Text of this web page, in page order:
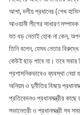
আশা, দলীয় প্রধানের (শেখ
আওয়ামী লীগের সাধারণ
যত বড় নেতাই হোক না কেন,
তিনি বলেন, যেসব নেতার
কেউই ছাড় পাবে না। তবে সবার
প্রশাসনিকভাবেও ব্যবস্থা নেয়া
অনিয়ম ও দুর্নীতির বিষয়ে
প্রতিবেদনও প্রধানমন্ত্রীর
সভানেত্রী ও প্রধানমন্ত্রী সব